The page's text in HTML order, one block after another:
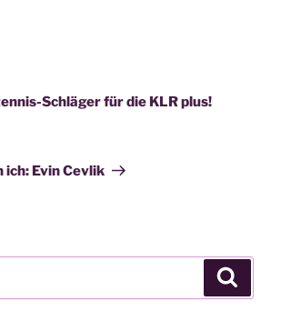
Schläger für die KLR plus!
Evin Cevlik